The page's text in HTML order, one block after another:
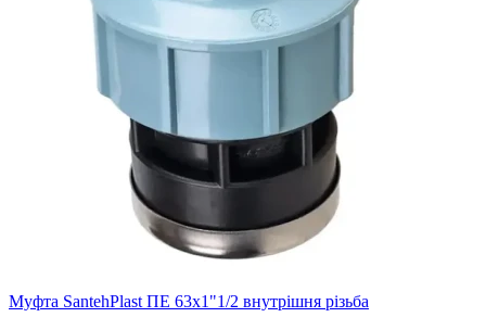
Муфта SantehPlast ПЕ 63x1"1/2 внутрішня різьба